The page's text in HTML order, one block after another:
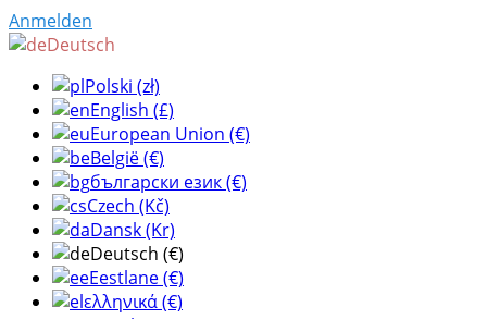
Anmelden
Deutsch
Polski (zł)
English (£)
European Union (€)
België (€)
български език (€)
Czech (Kč)
Dansk (Kr)
Deutsch (€)
Eestlane (€)
ελληνικά (€)